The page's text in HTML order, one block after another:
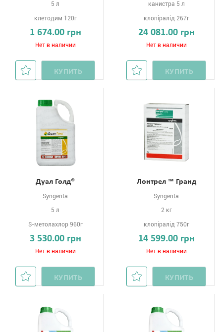
5 л
клетодим 120г
1 674.00 грн
Нет в наличии
КУПИТЬ
канистра 5 л
клопіралід 267г
24 081.00 грн
Нет в наличии
КУПИТЬ
Дуал Голд®
Syngenta
5 л
S-метолахлор 960г
3 530.00 грн
Нет в наличии
КУПИТЬ
Лонтрел ™ Гранд
Syngenta
2 кг
клопіралід 750г
14 599.00 грн
Нет в наличии
КУПИТЬ